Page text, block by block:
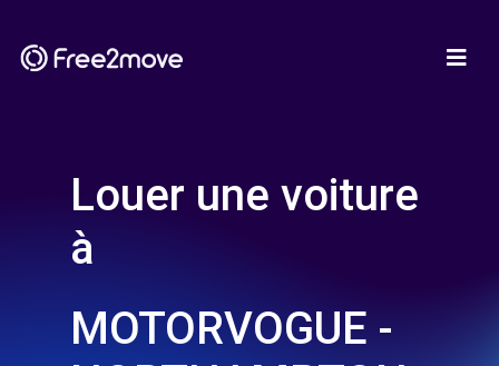
Louer une voiture
à
MOTORVOGUE -